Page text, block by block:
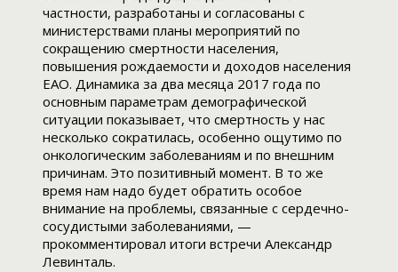
частности, разработаны и согласованы с
министерствами планы мероприятий по
сокращению смертности населения,
повышения рождаемости и доходов населения
ЕАО. Динамика за два месяца 2017 года по
основным параметрам демографической
ситуации показывает, что смертность у нас
несколько сократилась, особенно ощутимо по
онкологическим заболеваниям и по внешним
причинам. Это позитивный момент. В то же
время нам надо будет обратить особое
внимание на проблемы, связанные с сердечно-
сосудистыми заболеваниями, —
прокомментировал итоги встречи Александр
Левинталь.